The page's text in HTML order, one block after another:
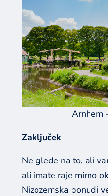
Arnhem
Zaključek
Ne glede na to, ali
ali imate raje mirno
Nizozemska ponudi